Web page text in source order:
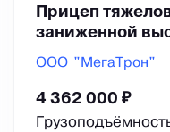
Прицеп
заниженной
ООО "МегаТрон"
4 362 000 ₽